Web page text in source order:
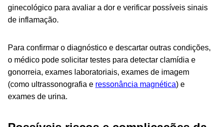
ginecológico para avaliar a dor e verificar possíveis sinais
de inflamação.
Para confirmar o diagnóstico e descartar outras condições,
o médico pode solicitar testes para detectar clamídia e
gonorreia, exames laboratoriais, exames de imagem
(como ultrassonografia e ressonância magnética) e
exames de urina.